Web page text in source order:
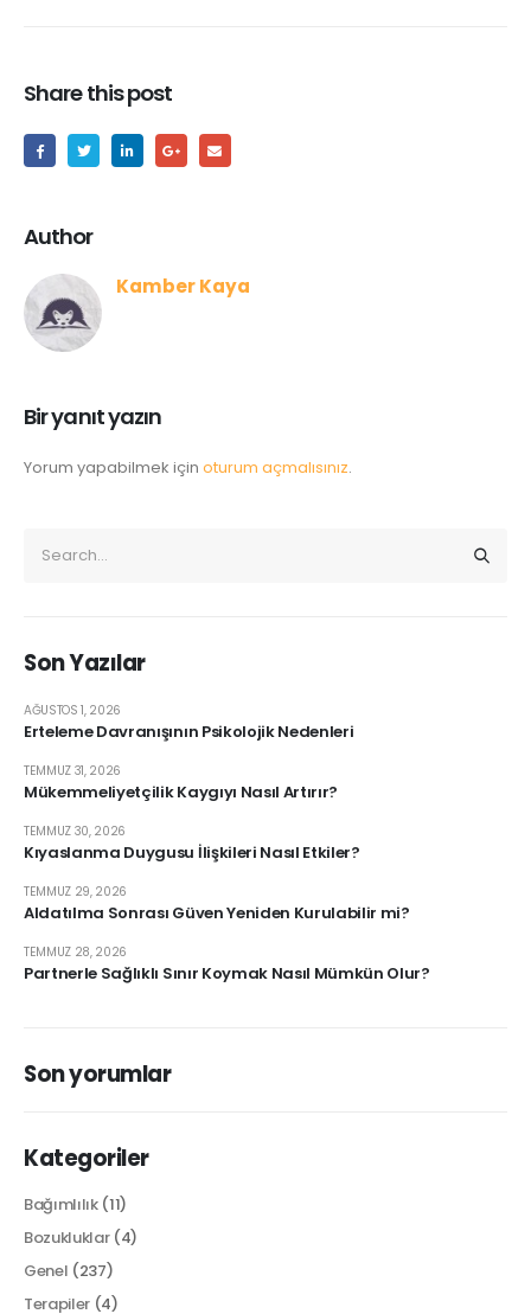
Share this post
Author
Kamber Kaya
Bir yanıt yazın
Yorum yapabilmek için oturum açmalısınız.
Son Yazılar
Erteleme Davranışının Psikolojik Nedenleri
AĞUSTOS 1, 2026
Mükemmeliyetçilik Kaygıyı Nasıl Artırır?
TEMMUZ 31, 2026
Kıyaslanma Duygusu İlişkileri Nasıl Etkiler?
TEMMUZ 30, 2026
Aldatılma Sonrası Güven Yeniden Kurulabilir mi?
TEMMUZ 29, 2026
Partnerle Sağlıklı Sınır Koymak Nasıl Mümkün Olur?
TEMMUZ 28, 2026
Son yorumlar
Kategoriler
Bağımlılık(11)
Bozukluklar(4)
Genel (237)
Terapiler (4)